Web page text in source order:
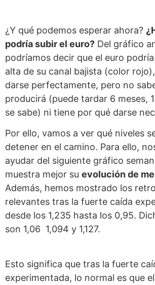
¿Y qué podemos esperar ahora?
podría subir el euro? Del gráfico
podríamos decir que el euro
alta de su canal bajista (color
darse perfectamente, pero no
producirá (puede tardar 6 meses,
se sabe) ni tiene por qué darse
Por ello, vamos a ver qué niveles
detener en el camino. Para ello,
ayudar del siguiente gráfico
muestra mejor su evolución de
Además, hemos mostrado los
relevantes tras la fuerte caída
desde los 1,235 hasta los 0,95.
son 1,06 1,094 y 1,127.
Esto significa que tras la fuerte
experimentada, lo normal es que